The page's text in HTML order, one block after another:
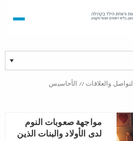
التواصل والعلاقات // الأحاسيس
مواجهة صعوبات النوم
لدى الأولاد والبنات الذين